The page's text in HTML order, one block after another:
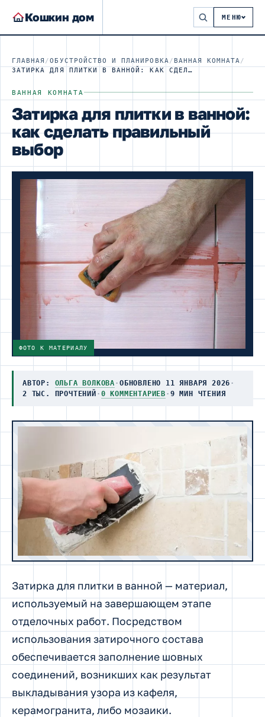
Кошкин дом МЕНЮ
ГЛАВНАЯ /ОБУСТРОЙСТВО И ПЛАНИРОВКА / ВАННАЯ КОМНАТА /
ЗАТИРКА ДЛЯ ПЛИТКИ В ВАННОЙ: КАК СДЕЛАТЬ ПРАВИЛЬНЫЙ ВЫБОР
ВАННАЯ КОМНАТА
Затирка для плитки в ванной:
как сделать правильный
выбор
ФОТО К МАТЕРИАЛУ
АВТОР: ОЛЬГА ВОЛКОВА · ОБНОВЛЕНО 11 ЯНВАРЯ 2026 ·
2 ТЫС. ПРОЧТЕНИЙ · 0 КОММЕНТАРИЕВ · 9 МИН ЧТЕНИЯ
Затирка для плитки в ванной — материал,
используемый на завершающем этапе
отделочных работ. Посредством
использования затирочного состава
обеспечивается заполнение шовных
соединений, возникших как результат
выкладывания узора из кафеля,
керамогранита, либо мозаики.